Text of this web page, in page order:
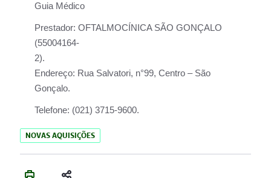
Guia Médico
Prestador: OFTALMOCÍNICA SÃO GONÇALO
(55004164-
2).
Endereço: Rua Salvatori, n°99, Centro – São
Gonçalo.
Telefone: (021) 3715-9600.
NOVAS AQUISIÇÕES